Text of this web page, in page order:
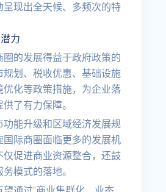
呈现出全天候、多频次的特
力
圈的发展得益于政府政策的
规划、税收优惠、基础设施
优化等政策措施，为企业落
了有力保障。
功能升级和区域经济发展规
国际商圈面临更多的发展机
仅促进商业资源整合，还鼓
模式的落地。